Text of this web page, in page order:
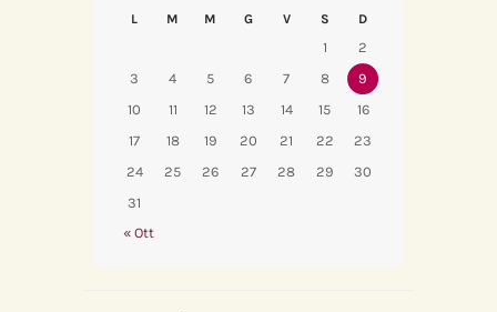
L M M G V S D
1
2
3
4 5 6 7 8
9
10
11 12 13 14 15
16
17
18 19 20 21 22
23
24
25 26 27 28 29
30
31
« Ott